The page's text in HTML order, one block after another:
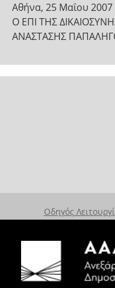
Αθήνα, 25 Μαΐου 2007
Ο ΕΠΙ ΤΗΣ
ΑΝΑΣΤΑΣΗΣ
Οδηγός